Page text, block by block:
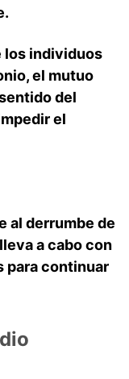
los individuos
el mutuo
del
el
al derrumbe de
a cabo con
para continuar